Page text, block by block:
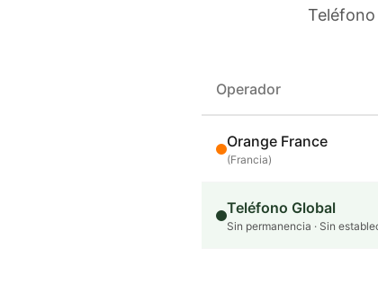
Operador
Orange France
(Francia)
Teléfono Global
Sin permanencia · Sin